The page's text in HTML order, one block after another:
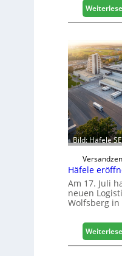
Bild: Häfele
Häfele
Am 17. Juli
neuen
Wolfsberg